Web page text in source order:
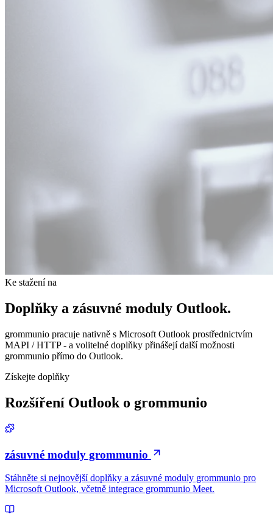
Ke stažení na
Doplňky a zásuvné moduly Outlook.
grommunio pracuje nativně s Microsoft Outlook prostřednictvím
MAPI / HTTP - a volitelné doplňky přinášejí další možnosti
grommunio přímo do Outlook.
Získejte doplňky
Rozšíření Outlook o grommunio
zásuvné moduly grommunio
Stáhněte si nejnovější doplňky a zásuvné moduly grommunio pro
Microsoft Outlook, včetně integrace grommunio Meet.